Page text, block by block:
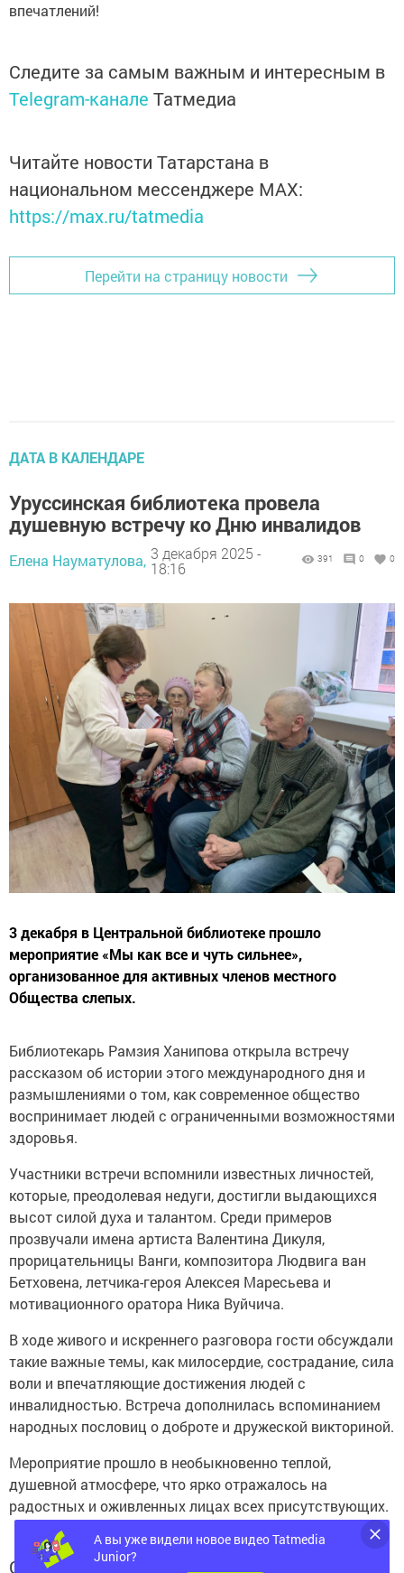
впечатлений!
Следите за самым важным и интересным в
Telegram-канале Татмедиа
Читайте новости Татарстана в
национальном мессенджере MАХ:
https://max.ru/tatmedia
Перейти на страницу новости
ДАТА В КАЛЕНДАРЕ
Уруссинская библиотека провела
душевную встречу ко Дню инвалидов
Елена Науматулова, 3 декабря 2025 -
18:16
391 0 0
3 декабря в Центральной библиотеке прошло
мероприятие «Мы как все и чуть сильнее»,
организованное для активных членов местного
Общества слепых.
Библиотекарь Рамзия Ханипова открыла встречу
рассказом об истории этого международного дня и
размышлениями о том, как современное общество
воспринимает людей с ограниченными возможностями
здоровья.
Участники встречи вспомнили известных личностей,
которые, преодолевая недуги, достигли выдающихся
высот силой духа и талантом. Среди примеров
прозвучали имена артиста Валентина Дикуля,
прорицательницы Ванги, композитора Людвига ван
Бетховена, летчика-героя Алексея Маресьева и
мотивационного оратора Ника Вуйчича.
В ходе живого и искреннего разговора гости обсуждали
такие важные темы, как милосердие, сострадание, сила
воли и впечатляющие достижения людей с
инвалидностью. Встреча дополнилась вспоминанием
народных пословиц о доброте и дружеской викториной.
Мероприятие прошло в необыкновенно теплой,
душевной атмосфере, что ярко отражалось на
радостных и оживленных лицах всех присутствующих.
Следите за самым важным и интересным в
А вы уже видели новое видео Tatmedia
Junior?